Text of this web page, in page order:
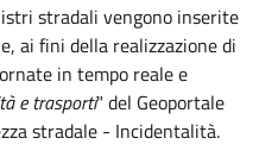
stradali vengono inserite
ai fini della realizzazione di
in tempo reale e
e trasporti" del Geoportale
stradale - Incidentalità.